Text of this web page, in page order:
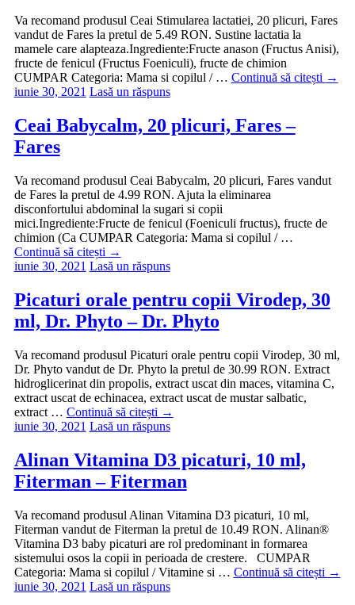
Va recomand produsul Ceai Stimularea lactatiei, 20 plicuri, Fares
vandut de Fares la pretul de 5.49 RON. Sustine lactatia la
mamele care alapteaza.Ingrediente:Fructe anason (Fructus Anisi),
fructe de fenicul (Fructus Foeniculi), fructe de chimion
CUMPAR Categoria: Mama si copilul / … Continuă să citești →
iunie 30, 2021 Lasă un răspuns
Ceai Babycalm, 20 plicuri, Fares –
Fares
Va recomand produsul Ceai Babycalm, 20 plicuri, Fares vandut
de Fares la pretul de 4.99 RON. Ajuta la eliminarea
disconfortului abdominal la sugari si copii
mici.Ingrediente:Fructe de fenicul (Foeniculi fructus), fructe de
chimion (Ca CUMPAR Categoria: Mama si copilul / …
Continuă să citești →
iunie 30, 2021 Lasă un răspuns
Picaturi orale pentru copii Virodep, 30
ml, Dr. Phyto – Dr. Phyto
Va recomand produsul Picaturi orale pentru copii Virodep, 30 ml,
Dr. Phyto vandut de Dr. Phyto la pretul de 30.99 RON. Extract
hidroglicerinat din propolis, extract uscat din maces, vitamina C,
extract uscat de echinacea, extract uscat de mustar salbatic,
extract … Continuă să citești →
iunie 30, 2021 Lasă un răspuns
Alinan Vitamina D3 picaturi, 10 ml,
Fiterman – Fiterman
Va recomand produsul Alinan Vitamina D3 picaturi, 10 ml,
Fiterman vandut de Fiterman la pretul de 10.49 RON. Alinan®
Vitamina D3 baby picaturi are rol predominant in formarea
sistemului osos la copii in perioada de crestere. CUMPAR
Categoria: Mama si copilul / Vitamine si … Continuă să citești →
iunie 30, 2021 Lasă un răspuns